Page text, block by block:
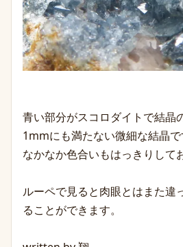
青い部分がスコロダイトで結晶
1mmにも満たない微細な結晶で
なかなか色合いもはっきりして
ルーペで見ると肉眼とはまた違
ることができます。